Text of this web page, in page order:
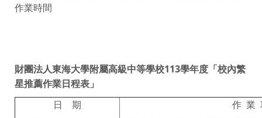
作業時間
財團法人東海大學附屬高級中等學校113學年度「校內繁
星推薦作業日程表 」
日 期
作 業